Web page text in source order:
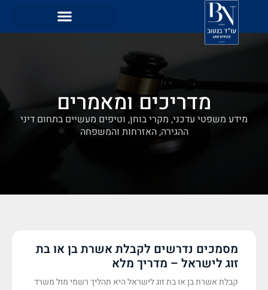
מדריכים ומאמרים
מידע משפטי עדכני, מקרי בוחן, וטיפים מעשיים בתחום דיני
ההגירה, האזרחות והמשפחה
מסמכים נדרשים לקבלת אשרת בן או בת
זוג לישראל – מדריך מלא
קבלת אשרת בן או בת זוג לישראל היא תהליך רשמי מול משרד